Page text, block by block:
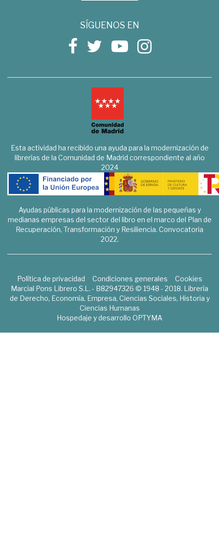
SÍGUENOS EN
Esta actividad ha recibido una ayuda para la modernización de
librerías de la Comunidad de Madrid correspondiente al año
2024
Ayudas públicas para la modernización de las pequeñas y
medianas empresas del sector del libro en el marco del Plan de
Recuperación, Transformación y Resiliencia. Convocatoria
2022.
Política de privacidad Condiciones generales
Cookies
Marcial Pons Librero S.L. - B82947326 © 1948 - 2018. Librería
de Derecho, Economía, Empresa, Ciencias Sociales, Historia y
Ciencias Humanas
Hospedaje y desarrollo OPTYMA